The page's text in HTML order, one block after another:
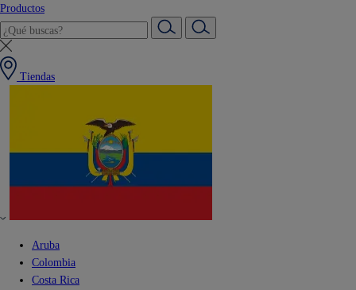
Productos
Tiendas
Aruba
Colombia
Costa Rica